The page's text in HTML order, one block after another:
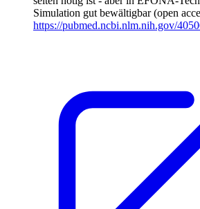
Simulation gut bewältigbar (open
https://pubmed.ncbi.nlm.nih.gov/